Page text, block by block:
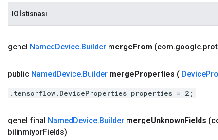
IO İstisnası
genel NamedDevice.Builder mergeFrom (com.google.
public NamedDevice.Builder mergeProperties ( Device
.tensorflow.DeviceProperties properties = 2;
genel final NamedDevice.Builder mergeUnknownFields
bilinmiyorFields)